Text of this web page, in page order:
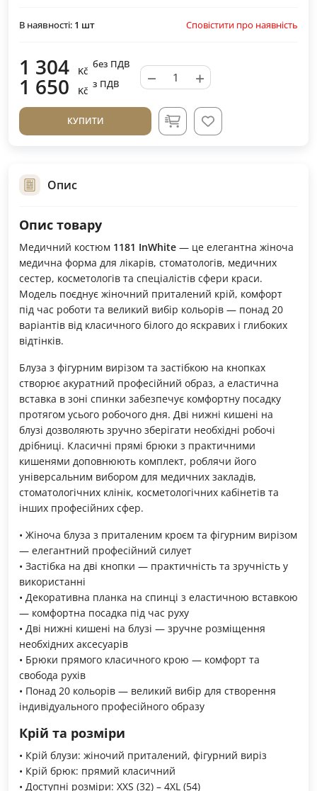
В наявності: 1 шт Сповістити про наявність
1 304 Kč
без ПДВ
1 650 Kč
з ПДВ − +
КУПИТИ
Опис
Опис товару
Медичний костюм 1181 InWhite — це елегантна жіноча
медична форма для лікарів, стоматологів, медичних
сестер, косметологів та спеціалістів сфери краси.
Модель поєднує жіночний приталений крій, комфорт
під час роботи та великий вибір кольорів — понад 20
варіантів від класичного білого до яскравих і глибоких
відтінків.
Блуза з фігурним вирізом та застібкою на кнопках
створює акуратний професійний образ, а еластична
вставка в зоні спинки забезпечує комфортну посадку
протягом усього робочого дня. Дві нижні кишені на
блузі дозволяють зручно зберігати необхідні робочі
дрібниці. Класичні прямі брюки з практичними
кишенями доповнюють комплект, роблячи його
універсальним вибором для медичних закладів,
стоматологічних клінік, косметологічних кабінетів та
інших професійних сфер.
• Жіноча блуза з приталеним кроєм та фігурним вирізом
— елегантний професійний силует
• Застібка на дві кнопки — практичність та зручність у
використанні
• Декоративна планка на спинці з еластичною вставкою
— комфортна посадка під час руху
• Дві нижні кишені на блузі — зручне розміщення
необхідних аксесуарів
• Брюки прямого класичного крою — комфорт та
свобода рухів
• Понад 20 кольорів — великий вибір для створення
індивідуального професійного образу
Крій та розміри
• Крій блузи: жіночий приталений, фігурний виріз
• Крій брюк: прямий класичний
• Доступні розміри: XXS (32) – 4XL (54)